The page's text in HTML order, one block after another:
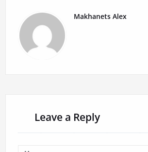
Makhanets Alex
Leave a Reply